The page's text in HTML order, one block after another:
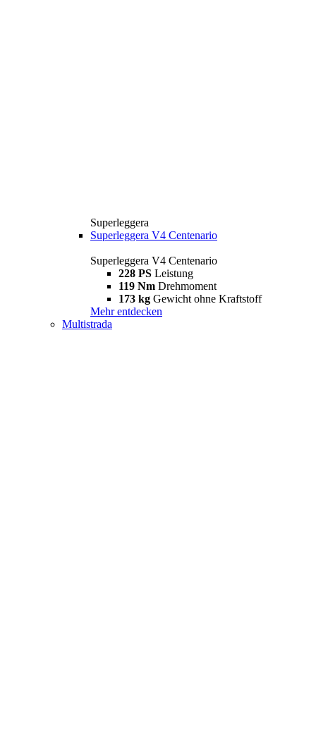
Superleggera
Superleggera V4 Centenario
Superleggera V4 Centenario
228 PS Leistung
119 Nm Drehmoment
173 kg Gewicht ohne Kraftstoff
Mehr entdecken
Multistrada